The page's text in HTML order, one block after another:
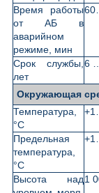
Время работы
от АБ в
аварийном
режиме, мин
Срок службы,
лет
6
Окружающая
Температура,
°С
Предельная
температура,
°С
Высота над1